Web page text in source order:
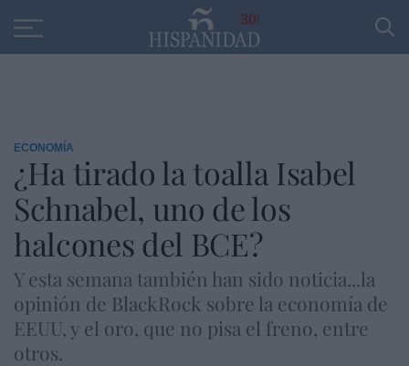
30
ECONOMÍA
¿Ha tirado la toalla Isabel
Schnabel, uno de los
halcones del BCE?
Y esta semana también han sido noticia...la
opinión de BlackRock sobre la economía de
EEUU, y el oro, que no pisa el freno, entre
otros.